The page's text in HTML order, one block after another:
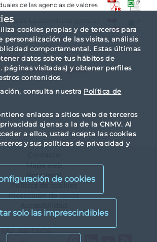
cookies propias y de terceros para
personalización de las visitas, análisis
comportamental. Estas últimas
datos sobre tus hábitos de
páginas visitadas) y obtener perfiles
contenidos.
consulta nuestra Política de
enlaces a sitios web de terceros
ajenas a la de la CNMV. Al
a ellos, usted acepta las cookies
y sus políticas de privacidad y
de cookies
de las agencias de valores
de las sociedades gestoras
y notas metodológicas
Mapa web
Nota legal
Política de cookies
Protección de datos